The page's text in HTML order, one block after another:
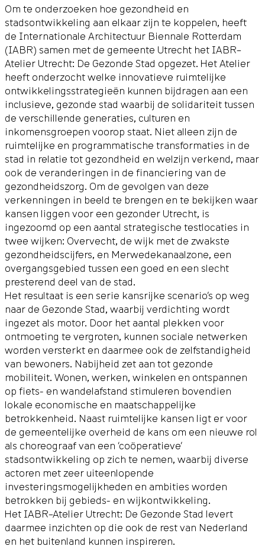
Om te onderzoeken hoe gezondheid en
stadsontwikkeling aan elkaar zijn te koppelen, heeft
de Internationale Architectuur Biennale Rotterdam
(IABR) samen met de gemeente Utrecht het IABR–
Atelier Utrecht: De Gezonde Stad opgezet. Het Atelier
heeft onderzocht welke innovatieve ruimtelijke
ontwikkelingsstrategieën kunnen bijdragen aan een
inclusieve, gezonde stad waarbij de solidariteit tussen
de verschillende generaties, culturen en
inkomensgroepen voorop staat. Niet alleen zijn de
ruimtelijke en programmatische transformaties in de
stad in relatie tot gezondheid en welzijn verkend, maar
ook de veranderingen in de financiering van de
gezondheidszorg. Om de gevolgen van deze
verkenningen in beeld te brengen en te bekijken waar
kansen liggen voor een gezonder Utrecht, is
ingezoomd op een aantal strategische testlocaties in
twee wijken: Overvecht, de wijk met de zwakste
gezondheidscijfers, en Merwedekanaalzone, een
overgangsgebied tussen een goed en een slecht
presterend deel van de stad.
Het resultaat is een serie kansrijke scenario’s op weg
naar de Gezonde Stad, waarbij verdichting wordt
ingezet als motor. Door het aantal plekken voor
ontmoeting te vergroten, kunnen sociale netwerken
worden versterkt en daarmee ook de zelfstandigheid
van bewoners. Nabijheid zet aan tot gezonde
mobiliteit. Wonen, werken, winkelen en ontspannen
op fiets- en wandelafstand stimuleren bovendien
lokale economische en maatschappelijke
betrokkenheid. Naast ruimtelijke kansen ligt er voor
de gemeentelijke overheid de kans om een nieuwe rol
als choreograaf van een ‘coöperatieve’
stadsontwikkeling op zich te nemen, waarbij diverse
actoren met zeer uiteenlopende
investeringsmogelijkheden en ambities worden
betrokken bij gebieds- en wijkontwikkeling.
Het IABR–Atelier Utrecht: De Gezonde Stad levert
daarmee inzichten op die ook de rest van Nederland
en het buitenland kunnen inspireren.